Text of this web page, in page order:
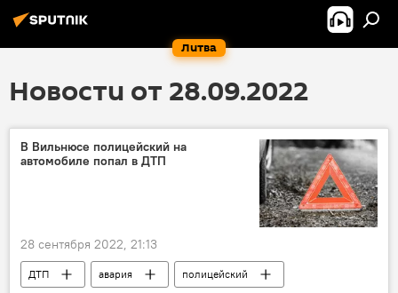
Литва
Новости от 28.09.2022
В Вильнюсе полицейский на
автомобиле попал в ДТП
28 сентября 2022, 21:13
ДТП авария
полицейский